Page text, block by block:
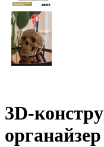
3D-
органайзер